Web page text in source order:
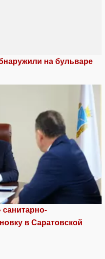
на бульваре
санитарно-
в Саратовской